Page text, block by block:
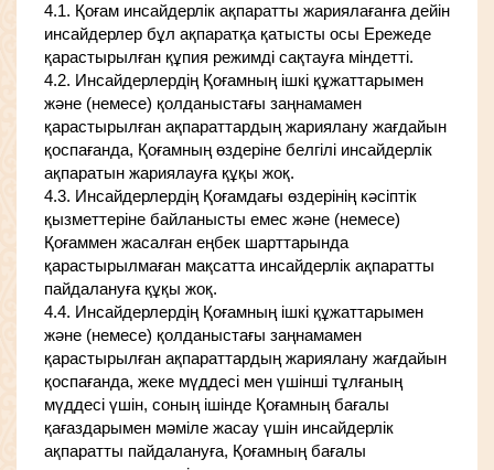
4.1. Қоғам инсайдерлік ақпаратты жариялағанға дейін
инсайдерлер бұл ақпаратқа қатысты осы Ережеде
қарастырылған құпия режимді сақтауға міндетті.
4.2. Инсайдерлердің Қоғамның ішкі құжаттарымен
және (немесе) қолданыстағы заңнамамен
қарастырылған ақпараттардың жариялану жағдайын
қоспағанда, Қоғамның өздеріне белгілі инсайдерлік
ақпаратын жариялауға құқы жоқ.
4.3. Инсайдерлердің Қоғамдағы өздерінің кәсіптік
қызметтеріне байланысты емес және (немесе)
Қоғаммен жасалған еңбек шарттарында
қарастырылмаған мақсатта инсайдерлік ақпаратты
пайдалануға құқы жоқ.
4.4. Инсайдерлердің Қоғамның ішкі құжаттарымен
және (немесе) қолданыстағы заңнамамен
қарастырылған ақпараттардың жариялану жағдайын
қоспағанда, жеке мүддесі мен үшінші тұлғаның
мүддесі үшін, соның ішінде Қоғамның бағалы
қағаздарымен мәміле жасау үшін инсайдерлік
ақпаратты пайдалануға, Қоғамның бағалы